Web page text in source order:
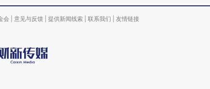
会 意见与反馈 提供新闻线索 联系我们 友情链接